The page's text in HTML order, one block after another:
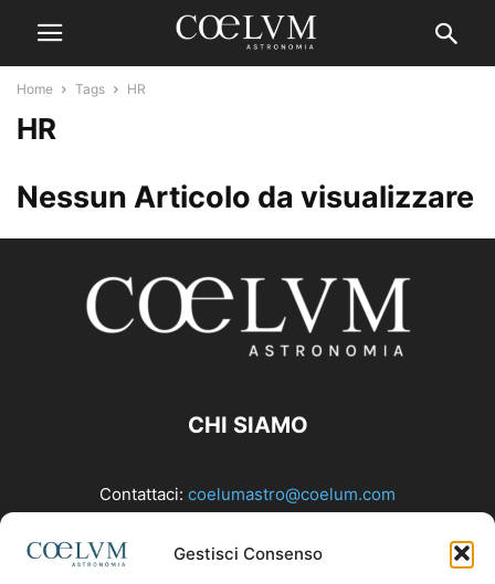
Gestisci Consenso
Home Tags HR
HR
Nessun Articolo da visualizzare
CHI SIAMO
Contattaci: coelumastro@coelum.com
SEGUICI